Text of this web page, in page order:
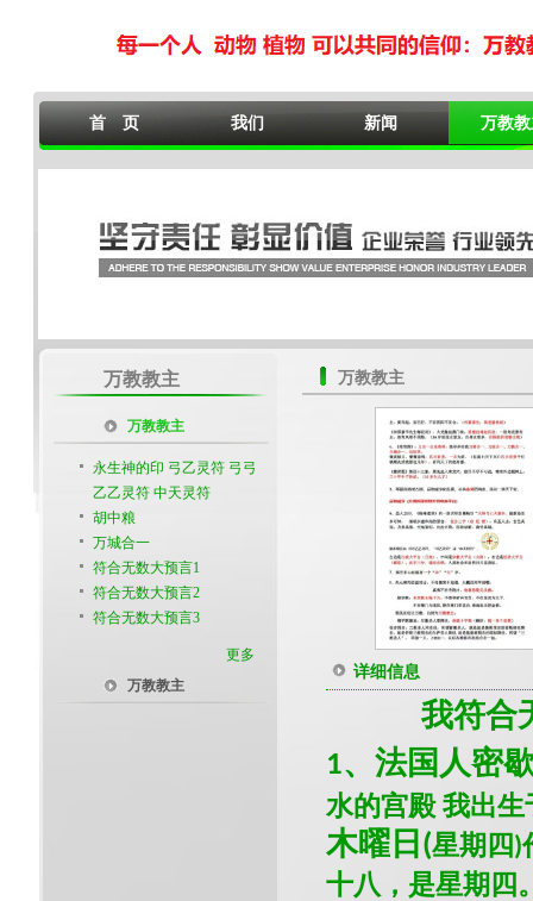
首 页 我们 新闻 万教教
万教教主
万教教主
永生神的印 弓乙灵符 弓弓
乙乙灵符 中天灵符
胡中粮
万城合一
符合无数大预言1
符合无数大预言2
符合无数大预言3
更多
万教教主
万教教主
详细信息
我符合
1、法国人密
水的宫殿 我出生
木曜日 (星期四)
十八，是星期四